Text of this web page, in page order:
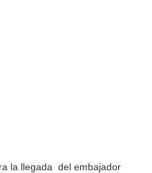
la llegada del embajador